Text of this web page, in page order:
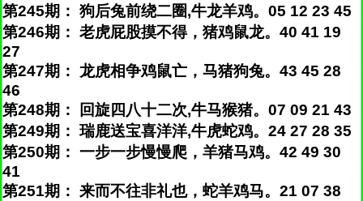
第245期： 狗后兔前绕二圈,牛龙羊鸡。05 12 23 45
第246期： 老虎屁股摸不得，猪鸡鼠龙。40 41 19
27
第247期： 龙虎相争鸡鼠亡，马猪狗兔。43 45 28
46
第248期： 回旋四八十二次,牛马猴猪。07 09 21 43
第249期： 瑞鹿送宝喜洋洋,牛虎蛇鸡。24 27 28 35
第250期： 一步一步慢慢爬，羊猪马鸡。42 49 30
41
第251期： 来而不往非礼也，蛇羊鸡马。21 07 38